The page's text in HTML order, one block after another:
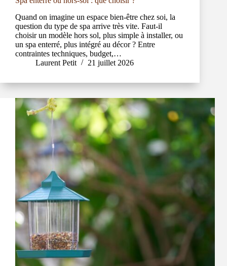
Quand on imagine un espace bien-être chez soi, la
question du type de spa arrive très vite. Faut-il
choisir un modèle hors sol, plus simple à installer, ou
un spa enterré, plus intégré au décor ? Entre
contraintes techniques, budget,…
Laurent Petit
21 juillet 2026